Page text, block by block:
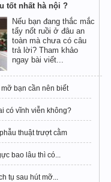
tốt nhất hà nội ?
Nếu bạn đang thắc mắc
tẩy nốt ruồi ở đâu an
toàn mà chưa có câu
trả lời? Tham khảo
ngay bài viết...
bạn cần nên biết
có vĩnh viễn không?
thuật trượt cằm
bao lâu thì có...
tụ sau hút mỡ...